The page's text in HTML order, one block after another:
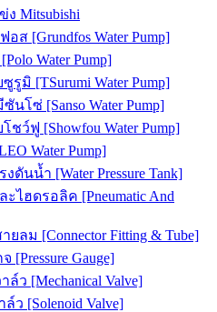
Mitsubishi
ส [Grundfos Water Pump]
Water Pump]
รูมิ [TSurumi Water Pump]
นโซ่ [Sanso Water Pump]
ชว์ฟู [Showfou Water Pump]
Water Pump]
ดันน้ำ [Water Pressure Tank]
ไฮดรอลิค [Pneumatic And
ลม [Connector Fitting & Tube]
[Pressure Gauge]
ว [Mechanical Valve]
ว [Solenoid Valve]